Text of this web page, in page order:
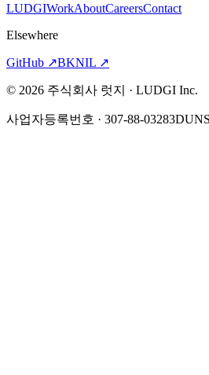
LUDGIWorkAboutCareersContact
Elsewhere
GitHub ↗BKNIL ↗
© 2026 주식회사 럿지 · LUDGI Inc.
사업자등록번호 · 307-88-03283